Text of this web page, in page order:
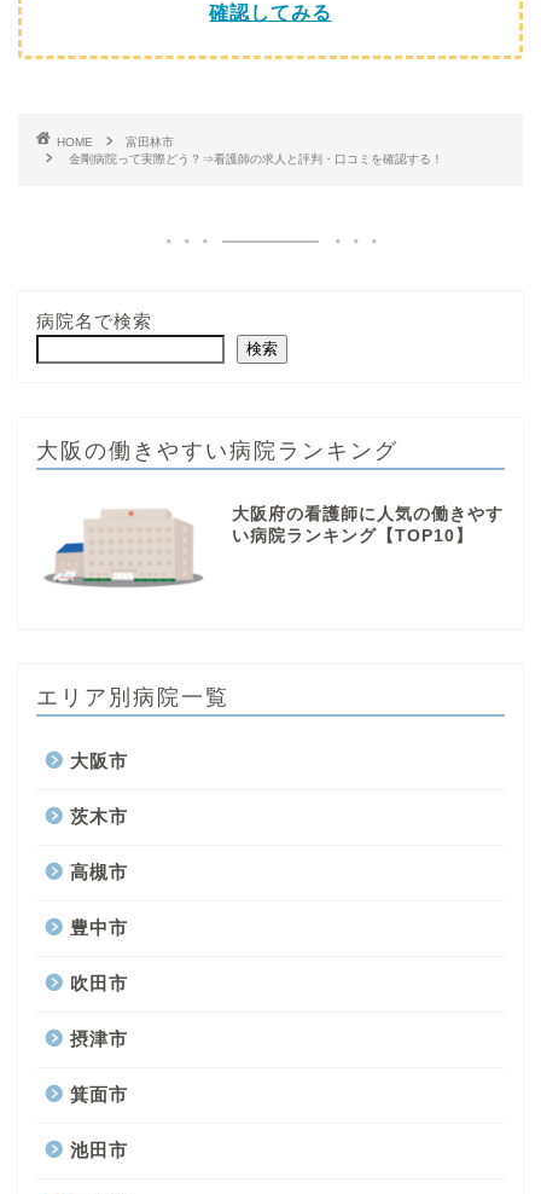
確認してみる
HOME
富田林市
金剛病院って実際どう？⇒看護師の求人と評判・口コミを確認する！
病院名で検索
検索
大阪の働きやすい病院ランキング
大阪府の看護師に人気の働きやす
い病院ランキング【TOP10】
エリア別病院一覧
大阪市
茨木市
高槻市
豊中市
吹田市
摂津市
箕面市
池田市